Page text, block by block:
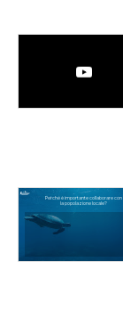
Perché è importante collaborare con
la popolazione locale?